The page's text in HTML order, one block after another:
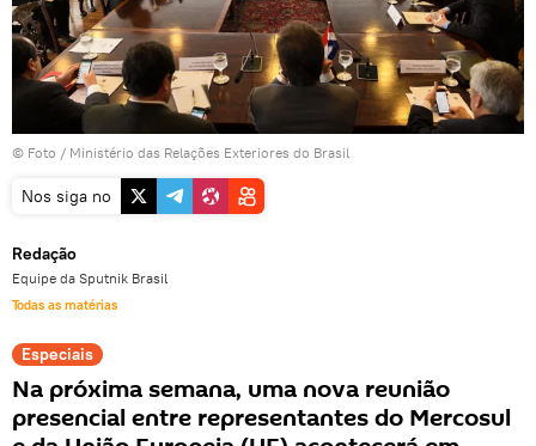
© Foto / Ministério das Relações Exteriores do Brasil
Nos siga no
Redação
Equipe da Sputnik Brasil
Todas as matérias
Especiais
Na próxima semana, uma nova reunião
presencial entre representantes do Mercosul